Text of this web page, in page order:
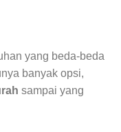
yang beda-beda
banyak opsi,
sampai yang